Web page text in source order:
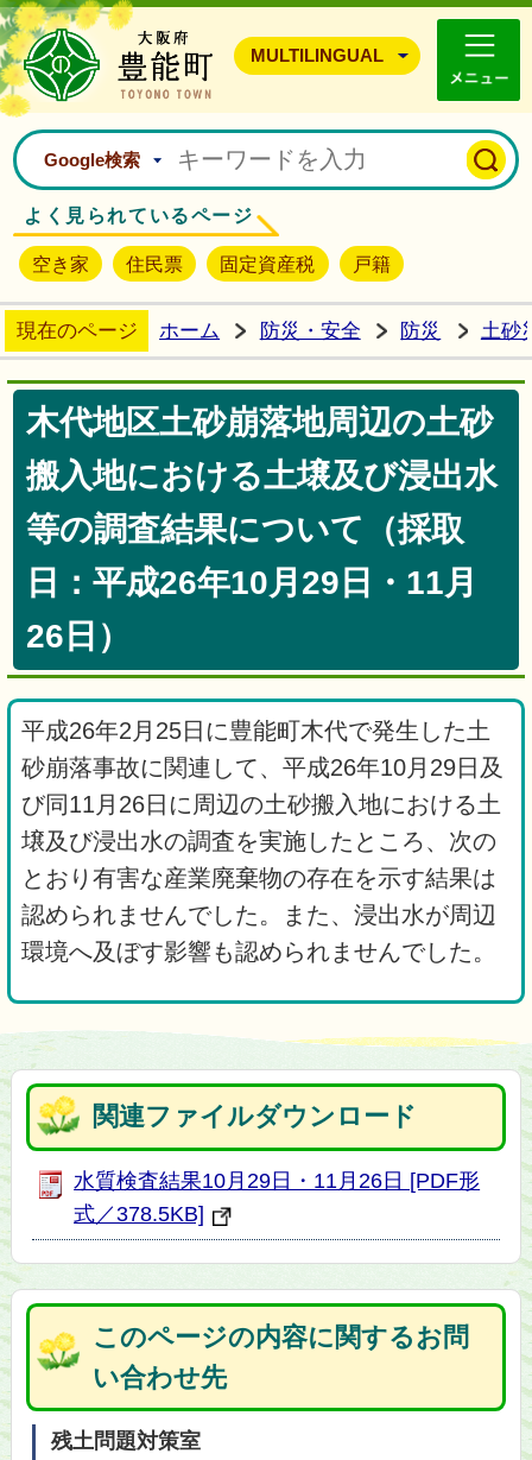
豊能町ホームページ
MULTILINGUAL
Google検索
よく見られているページ
空き家 住民票 固定資産税 戸籍
現在のページ ホーム 防災・安全 防災 土砂
木代地区土砂崩落地周辺の土砂
搬入地における土壌及び浸出水
等の調査結果について（採取
日：平成26年10月29日・11月
26日）
平成26年2月25日に豊能町木代で発生した土
砂崩落事故に関連して、平成26年10月29日及
び同11月26日に周辺の土砂搬入地における土
壌及び浸出水の調査を実施したところ、次の
とおり有害な産業廃棄物の存在を示す結果は
認められませんでした。また、浸出水が周辺
環境へ及ぼす影響も認められませんでした。
関連ファイルダウンロード
水質検査結果10月29日・11月26日 [PDF形
式／378.5KB]
このページの内容に関するお問
い合わせ先
残土問題対策室